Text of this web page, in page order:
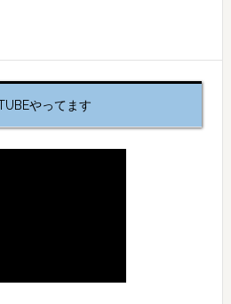
やってます